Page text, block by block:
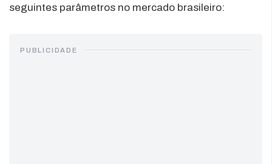
seguintes parâmetros no mercado brasileiro:
PUBLICIDADE